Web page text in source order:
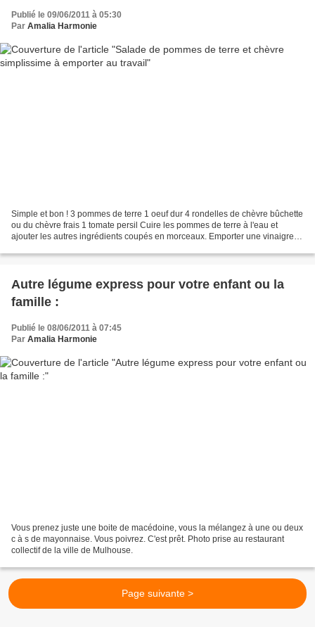
Publié le 09/06/2011 à 05:30
Par Amalia Harmonie
Simple et bon ! 3 pommes de terre 1 oeuf dur 4 rondelles de chèvre bûchette
ou du chèvre frais 1 tomate persil Cuire les pommes de terre à l'eau et
ajouter les autres ingrédients coupés en morceaux. Emporter une vinaigrette
Autre légume express pour votre enfant ou la
famille :
Publié le 08/06/2011 à 07:45
Par Amalia Harmonie
Vous prenez juste une boite de macédoine, vous la mélangez à une ou deux
c à s de mayonnaise. Vous poivrez. C'est prêt. Photo prise au restaurant
collectif de la ville de Mulhouse.
Page suivante >